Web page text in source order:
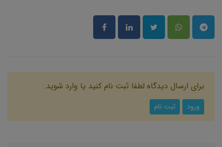
برای ارسال دیدگاه لطفا ثبت نام کنید یا وارد شوید.
ورود ثبت نام